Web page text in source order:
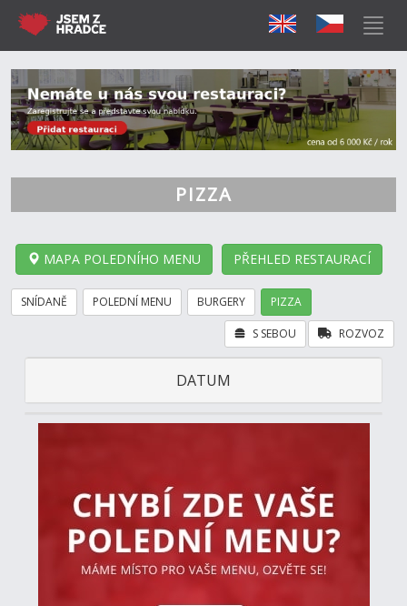
PIZZA
MAPA POLEDNÍHO MENU PŘEHLED RESTAURACÍ
SNÍDANĚ POLEDNÍ MENU BURGERY PIZZA
ROZVOZ
S SEBOU
DATUM